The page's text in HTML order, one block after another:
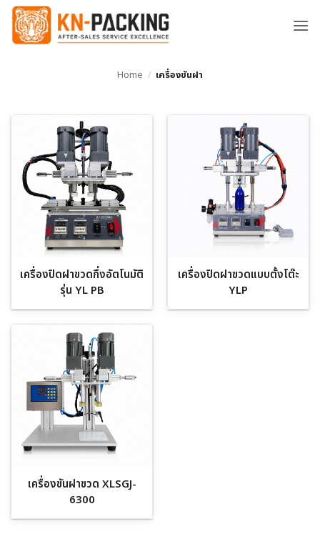
ข้าม
ยัง
Home / เครื่องขันฝา
เครื่องปิดฝาขวดกึ่งอัตโนมัติ
รุ่น YL PB
เครื่องปิดฝาขวดแบบตั้งโต๊ะ
YLP
เครื่องขันฝาขวด XLSGJ-
6300